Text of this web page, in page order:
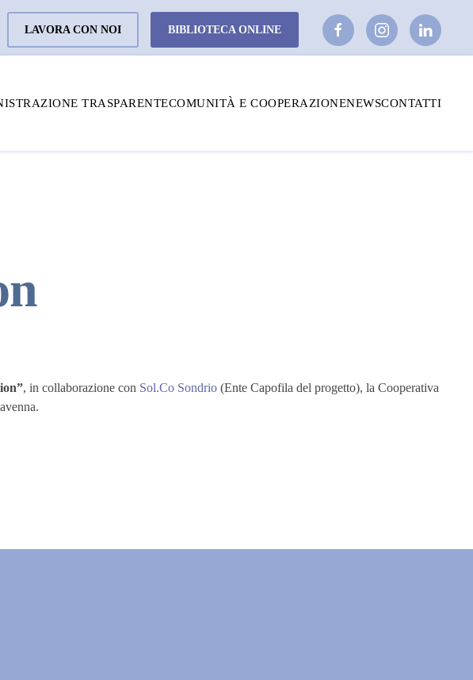
LAVORA CON NOI BIBLIOTECA ONLINE
TRASPARENTECOMUNITÀ E COOPERAZIONENEWSCONTATTI
, in collaborazione con Sol.Co Sondrio (Ente Capofila del progetto), la Cooperativa